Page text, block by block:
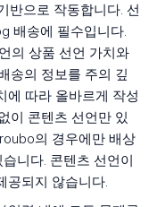
반으로 작동합니다. 선
배송에 필수입니다.
의 상품 선언 가치와
송의 정보를 주의 깊
에 따라 올바르게 작성
이 콘텐츠 선언만 있
의 경우에만 배상
니다. 콘텐츠 선언이
공되지 않습니다.